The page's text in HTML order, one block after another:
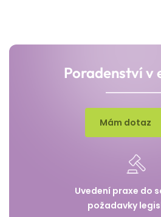
Poradenství v
Mám dotaz
Uvedení praxe do
požadavky